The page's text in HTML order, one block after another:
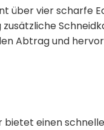
über vier scharfe
Abtrag und
bietet einen